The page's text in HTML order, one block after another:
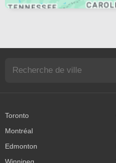
Toronto
Montréal
Edmonton